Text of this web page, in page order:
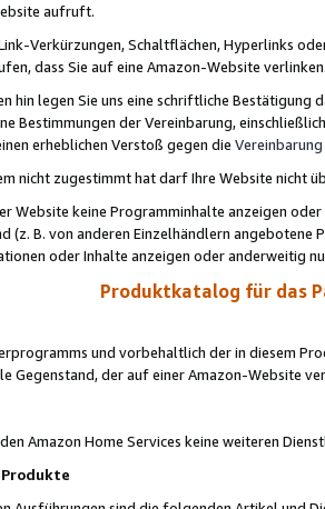
aufruft.
Verkürzungen, Schaltflächen, Hyperlinks
dass Sie auf eine Amazon-Website
hin legen Sie uns eine schriftliche
Bestimmungen der Vereinbarung,
erheblichen Verstoß gegen die Vereinbarung
nicht zugestimmt hat darf Ihre Website nicht
Website keine Programminhalte anzeigen
(z. B. von anderen Einzelhändlern
oder Inhalte anzeigen oder anderweitig
Produktkatalog für das
und vorbehaltlich der in diesem
Gegenstand, der auf einer Amazon-Website
Amazon Home Services keine weiteren
Produkte